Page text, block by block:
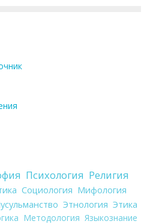
Психология Религия
Социология Мифология
Этнология Этика
Методология Языкознание